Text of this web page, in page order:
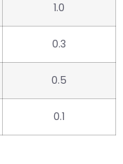
1.0
0.3
0.5
0.1